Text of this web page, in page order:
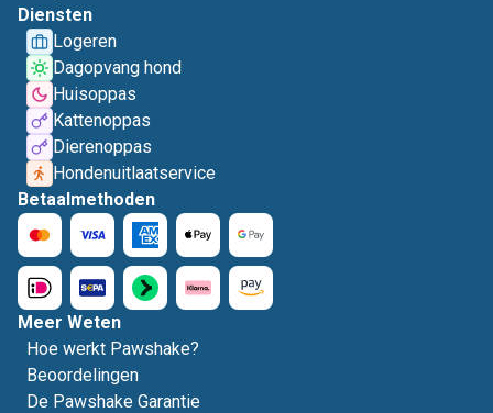
Diensten
Logeren
Dagopvang hond
Huisoppas
Kattenoppas
Dierenoppas
Hondenuitlaatservice
Betaalmethoden
Meer Weten
Hoe werkt Pawshake?
Beoordelingen
De Pawshake Garantie